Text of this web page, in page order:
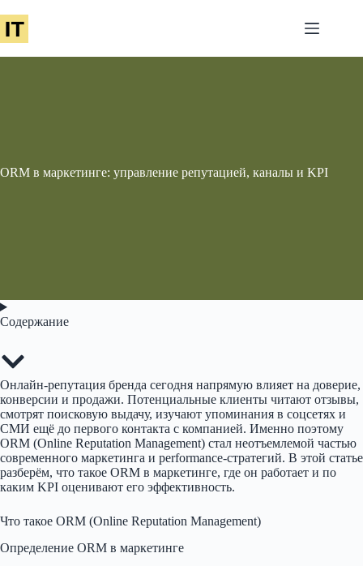
сути
ORM в маркетинге: управление репутацией, каналы и KPI
Содержание
Онлайн-репутация бренда сегодня напрямую влияет на доверие,
конверсии и продажи. Потенциальные клиенты читают отзывы,
смотрят поисковую выдачу, изучают упоминания в соцсетях и
СМИ ещё до первого контакта с компанией. Именно поэтому
ORM (Online Reputation Management) стал неотъемлемой частью
современного маркетинга и performance-стратегий. В этой статье
разберём, что такое ORM в маркетинге, где он работает и по
каким KPI оценивают его эффективность.
Что такое ORM (Online Reputation Management)
Определение ORM в маркетинге